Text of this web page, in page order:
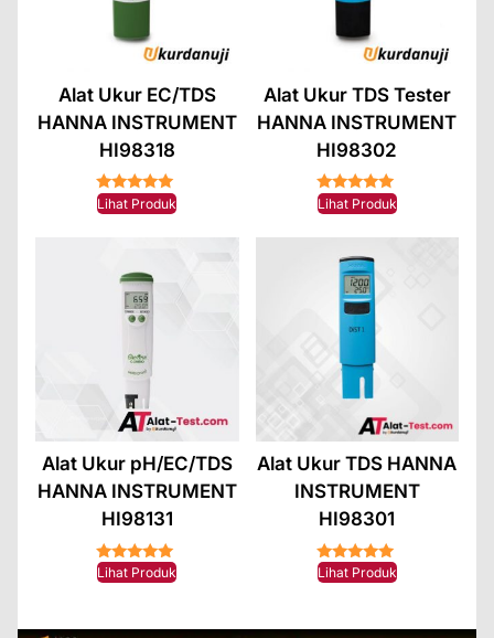
Alat Ukur EC/TDS
HANNA INSTRUMENT
HI98318
★★★★★
Lihat Produk
Alat Ukur TDS Tester
HANNA INSTRUMENT
HI98302
★★★★★
Lihat Produk
Alat Ukur pH/EC/TDS
HANNA INSTRUMENT
HI98131
★★★★★
Lihat Produk
Alat Ukur TDS HANNA
INSTRUMENT
HI98301
★★★★★
Lihat Produk